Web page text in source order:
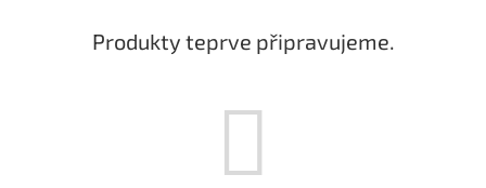
Produkty teprve připravujeme.